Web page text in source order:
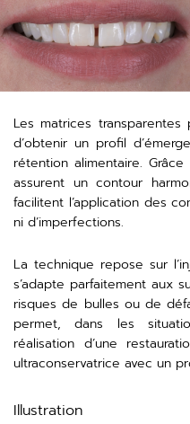
Les matrices
d’obtenir un profil
rétention alimentaire.
assurent un contour
facilitent l’application des
ni d’imperfections.
La technique repose sur
s’adapte parfaitement aux
risques de bulles ou de
permet, dans les
réalisation d’une
ultraconservatrice avec un
Illustration